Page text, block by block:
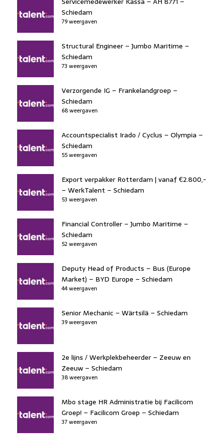
Schiedam
79 weergaven
Structural Engineer – Jumbo Maritime –
Schiedam
73 weergaven
Verzorgende IG – Frankelandgroep –
Schiedam
68 weergaven
Accountspecialist Irado / Cyclus – Olympia –
Schiedam
55 weergaven
Export verpakker Rotterdam | vanaf €2.800,-
– WerkTalent – Schiedam
53 weergaven
Financial Controller – Jumbo Maritime –
Schiedam
52 weergaven
Deputy Head of Products – Bus (Europe
Market) – BYD Europe – Schiedam
44 weergaven
Senior Mechanic – Wärtsilä – Schiedam
39 weergaven
2e lijns / Werkplekbeheerder – Zeeuw en
Zeeuw – Schiedam
38 weergaven
Mbo stage HR Administratie bij Facilicom
Groep! – Facilicom Groep – Schiedam
37 weergaven